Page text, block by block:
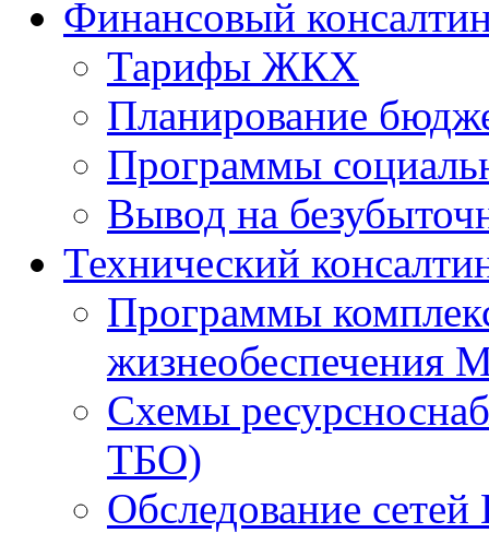
Финансовый
Тарифы ЖКХ
Планирование
Программы
Вывод на
Технический
Программы
жизнеобеспечения
Схемы
ТБО)
Обследование